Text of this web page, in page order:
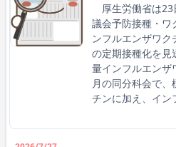
厚生労働省は23
議会予防接種・ワ
ンフルエンザワ
の定期接種化を
量インフルエンザ
月の同分科会で
チンに加え、イン